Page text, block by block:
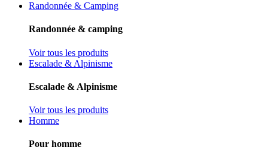
Randonnée & Camping
Randonnée & camping
Voir tous les produits
Escalade & Alpinisme
Escalade & Alpinisme
Voir tous les produits
Homme
Pour homme